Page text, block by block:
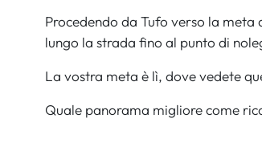
Procedendo da Tufo verso la
lungo la strada fino al punto di
La vostra meta è lì, dove vedete
Quale panorama migliore come